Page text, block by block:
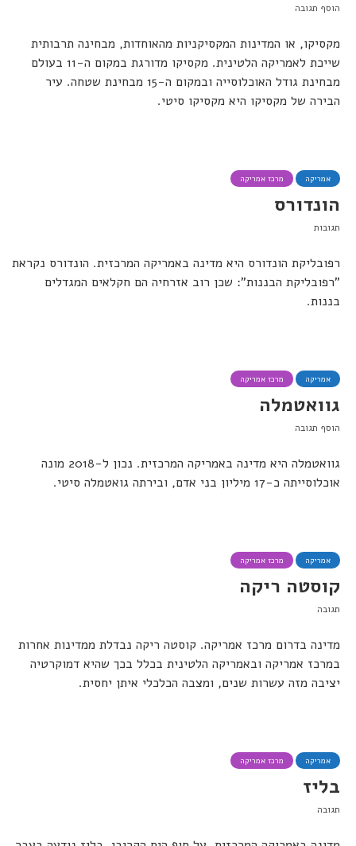
הוסף תגובה
מקסיקו, או המדינות המקסיקניות מהאוחדות, מבחינה תרבותית
שייכת לאמריקה הלטינית. מקסיקו מדורגת במקום ה-11 בעולם
מבחינת גודל האוכלוסייה ובמקום ה-15 מבחינת שטחה. עיר
הבירה של מקסיקו היא מקסיקו סיטי.
אמריקה מרכז אמריקה
הונדורס
תגובות
רפובליקת הונדורס היא מדינה באמריקה המרכזית. הונדורס נקראת
"רפובליקת הבננות": שכן רוב אזרחיה הם חקלאים המגדלים
בננות.
אמריקה מרכז אמריקה
גוואטמלה
הוסף תגובה
גוואטמלה היא מדינה באמריקה המרכזית. נכון ל-2018 מונה
אוכלוסייתה כ-17 מיליון בני אדם, ובירתה גואטמלה סיטי.
אמריקה מרכז אמריקה
קוסטה ריקה
תגובה
מדינה בדרום מרכז אמריקה. קוסטה ריקה נבדלת ממדינות אחרות
במרכז אמריקה ובאמריקה הלטינית בכלל בכך שהיא דמוקרטיה
יציבה מזה עשרות שנים, ומצבה הכלכלי איתן יחסית.
אמריקה מרכז אמריקה
בליז
תגובה